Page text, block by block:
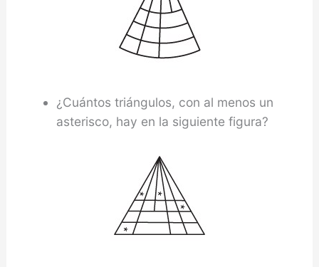
¿Cuántos triángulos, con al menos un
asterisco, hay en la siguiente figura?